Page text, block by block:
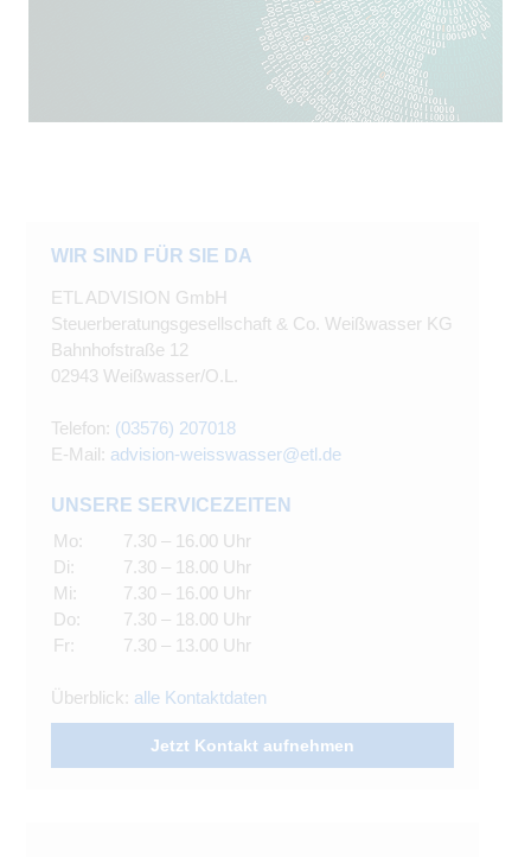
WIR SIND FÜR SIE DA
ETL ADVISION GmbH
Steuerberatungsgesellschaft & Co. Weißwasser KG
Bahnhofstraße 12
02943 Weißwasser/O.L.
Telefon: (03576) 207018
E-Mail: advision-weisswasser@etl.de
UNSERE SERVICEZEITEN
Mo:
Di:
Mi:
Do:
Fr:
7.30 – 16.00 Uhr
7.30 – 18.00 Uhr
7.30 – 16.00 Uhr
7.30 – 18.00 Uhr
7.30 – 13.00 Uhr
Überblick: alle Kontaktdaten
Jetzt Kontakt aufnehmen